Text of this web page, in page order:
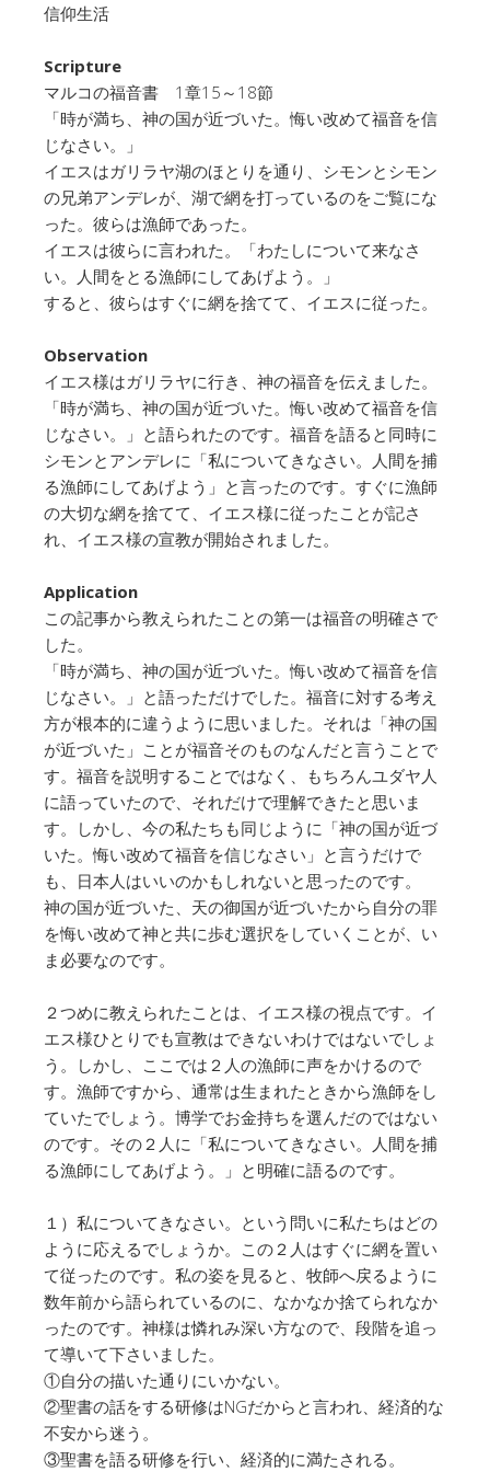
信仰生活
Scripture
マルコの福音書 1章15～18節
「時が満ち、神の国が近づいた。悔い改めて福音を信
じなさい。」
イエスはガリラヤ湖のほとりを通り、シモンとシモン
の兄弟アンデレが、湖で網を打っているのをご覧にな
った。彼らは漁師であった。
イエスは彼らに言われた。「わたしについて来なさ
い。人間をとる漁師にしてあげよう。」
すると、彼らはすぐに網を捨てて、イエスに従った。
Observation
イエス様はガリラヤに行き、神の福音を伝えました。
「時が満ち、神の国が近づいた。悔い改めて福音を信
じなさい。」と語られたのです。福音を語ると同時に
シモンとアンデレに「私についてきなさい。人間を捕
る漁師にしてあげよう」と言ったのです。すぐに漁師
の大切な網を捨てて、イエス様に従ったことが記さ
れ、イエス様の宣教が開始されました。
Application
この記事から教えられたことの第一は福音の明確さで
した。
「時が満ち、神の国が近づいた。悔い改めて福音を信
じなさい。」と語っただけでした。福音に対する考え
方が根本的に違うように思いました。それは「神の国
が近づいた」ことが福音そのものなんだと言うことで
す。福音を説明することではなく、もちろんユダヤ人
に語っていたので、それだけで理解できたと思いま
す。しかし、今の私たちも同じように「神の国が近づ
いた。悔い改めて福音を信じなさい」と言うだけで
も、日本人はいいのかもしれないと思ったのです。
神の国が近づいた、天の御国が近づいたから自分の罪
を悔い改めて神と共に歩む選択をしていくことが、い
ま必要なのです。
２つめに教えられたことは、イエス様の視点です。イ
エス様ひとりでも宣教はできないわけではないでしょ
う。しかし、ここでは２人の漁師に声をかけるので
す。漁師ですから、通常は生まれたときから漁師をし
ていたでしょう。博学でお金持ちを選んだのではない
のです。その２人に「私についてきなさい。人間を捕
る漁師にしてあげよう。」と明確に語るのです。
１）私についてきなさい。という問いに私たちはどの
ように応えるでしょうか。この２人はすぐに網を置い
て従ったのです。私の姿を見ると、牧師へ戻るように
数年前から語られているのに、なかなか捨てられなか
ったのです。神様は憐れみ深い方なので、段階を追っ
て導いて下さいました。
①自分の描いた通りにいかない。
②聖書の話をする研修はNGだからと言われ、経済的な
不安から迷う。
③聖書を語る研修を行い、経済的に満たされる。